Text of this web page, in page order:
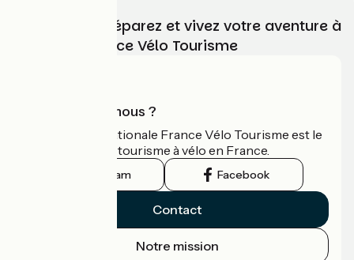
Choisissez, préparez et vivez votre aventure à
vélo avec France Vélo Tourisme
Qui sommes-nous ?
L'association nationale France Vélo Tourisme est le
guide officiel du tourisme à vélo en France.
Instagram Facebook
Contact
Notre mission